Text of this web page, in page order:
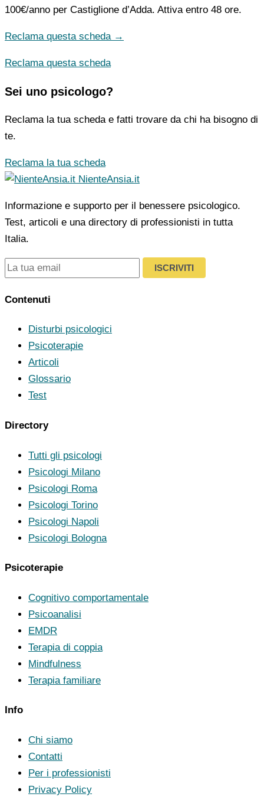
100€/anno per Castiglione d’Adda. Attiva entro 48 ore.
Reclama questa scheda →
Reclama questa scheda
Sei uno psicologo?
Reclama la tua scheda e fatti trovare da chi ha bisogno di
te.
Reclama la tua scheda
NienteAnsia.it
Informazione e supporto per il benessere psicologico.
Test, articoli e una directory di professionisti in tutta
Italia.
ISCRIVITI
Contenuti
Disturbi psicologici
Psicoterapie
Articoli
Glossario
Test
Directory
Tutti gli psicologi
Psicologi Milano
Psicologi Roma
Psicologi Torino
Psicologi Napoli
Psicologi Bologna
Psicoterapie
Cognitivo comportamentale
Psicoanalisi
EMDR
Terapia di coppia
Mindfulness
Terapia familiare
Info
Chi siamo
Contatti
Per i professionisti
Privacy Policy